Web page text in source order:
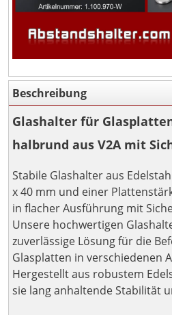
Beschreibung
Glashalter für
halbrund aus V2A mit
Stabile Glashalter aus
x 40 mm und einer
in flacher Ausführung mit
Unsere hochwertigen
zuverlässige Lösung für die
Glasplatten in verschiedenen
Hergestellt aus robustem
sie lang anhaltende Stabilität